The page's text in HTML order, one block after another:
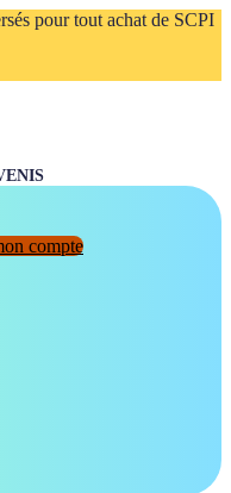
pour tout achat de SCPI
compte